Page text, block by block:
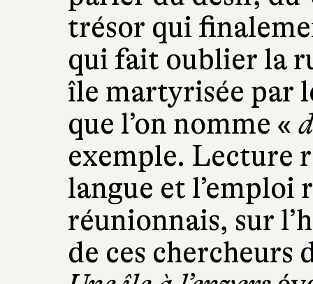
trésor qui
qui fait oublier la
île martyrisée par
que l’on nomme «
exemple. Lecture
langue et l’emploi
réunionnais, sur
de ces